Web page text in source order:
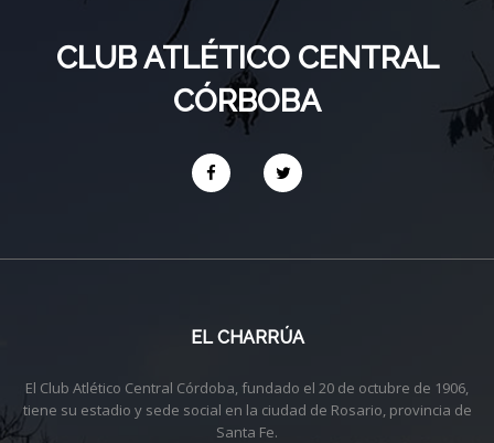
CLUB ATLÉTICO CENTRAL
CÓRBOBA
EL CHARRÚA
El Club Atlético Central Córdoba, fundado el 20 de octubre de 1906,
tiene su estadio y sede social en la ciudad de Rosario, provincia de
Santa Fe.